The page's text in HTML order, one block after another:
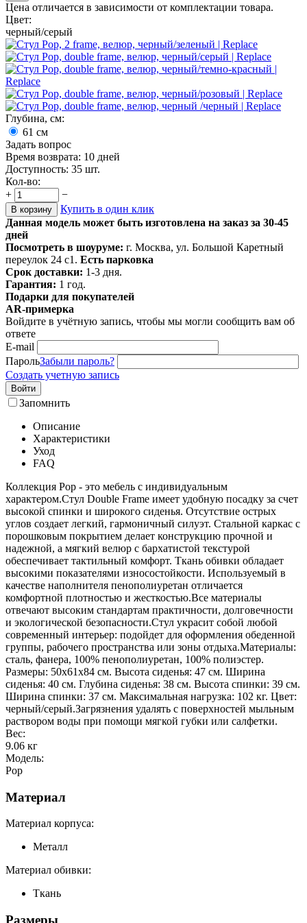
Цена отличается в зависимости от комплектации товара.
Цвет:
черный/серый
Глубина, см:
61 см
Задать вопрос
Время возврата: 10 дней
Доступность: 35 шт.
Кол-во:
+
−
В корзину
Купить в один клик
Данная модель может быть изготовлена на заказ за 30-45
дней
Посмотреть в шоуруме: г. Москва, ул. Большой Каретный
переулок 24 с1. Есть парковка
Срок доставки: 1-3 дня.
Гарантия: 1 год.
Подарки для покупателей
AR-примерка
Войдите в учётную запись, чтобы мы могли сообщить вам об
ответе
E-mail
ПарольЗабыли пароль?
Создать учетную запись
Войти
Запомнить
Описание
Характеристики
Уход
FAQ
Коллекция Рор - это мебель с индивидуальным
характером.Стул Double Frame имеет удобную посадку за счет
высокой спинки и широкого сиденья. Отсутствие острых
углов создает легкий, гармоничный силуэт. Стальной каркас с
порошковым покрытием делает конструкцию прочной и
надежной, а мягкий велюр с бархатистой текстурой
обеспечивает тактильный комфорт. Ткань обивки обладает
высокими показателями износостойкости. Используемый в
качестве наполнителя пенополиуретан отличается
комфортной плотностью и жесткостью.Все материалы
отвечают высоким стандартам практичности, долговечности
и экологической безопасности.Стул украсит собой любой
современный интерьер: подойдет для оформления обеденной
группы, рабочего пространства или зоны отдыха.Материалы:
сталь, фанера, 100% пенополиуретан, 100% полиэстер.
Размеры: 50х61х84 см. Высота сиденья: 47 см. Ширина
сиденья: 40 см. Глубина сиденья: 38 см. Высота спинки: 39 см.
Ширина спинки: 37 см. Максимальная нагрузка: 102 кг. Цвет:
черный/серый.Загрязнения удалять с поверхностей мыльным
раствором воды при помощи мягкой губки или салфетки.
Вес:
9.06 кг
Модель:
Рор
Материал
Материал корпуса:
Металл
Материал обивки:
Ткань
Размеры